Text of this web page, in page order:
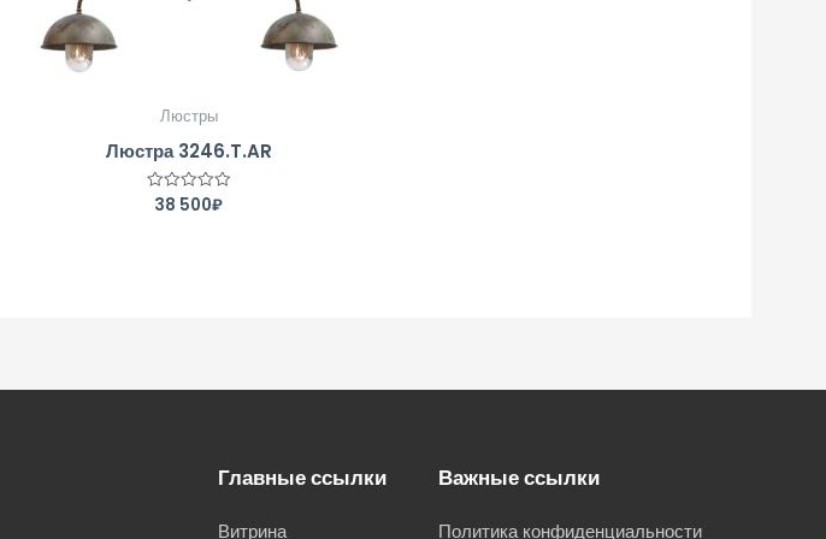
Люстры
Люстра 3246.T.AR
Оценка
38 500₽
Главные ссылки
Витрина
Важные ссылки
Политика конфиденциальности